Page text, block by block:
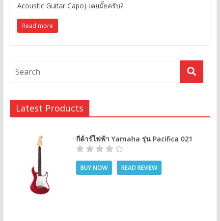
Acoustic Guitar Capo) เคยมั้ยครับ?
Read more
Latest Products
กีต้าร์ไฟฟ้า Yamaha รุ่น Pacifica 021
BUY NOW READ REVIEW